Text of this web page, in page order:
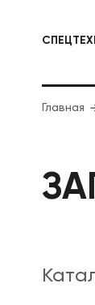
Главная